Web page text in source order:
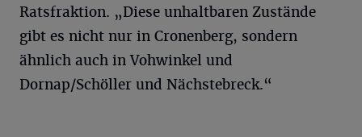
Ratsfraktion. „Diese unhaltbaren Zustände
gibt es nicht nur in Cronenberg, sondern
ähnlich auch in Vohwinkel und
Dornap/Schöller und Nächstebreck.“